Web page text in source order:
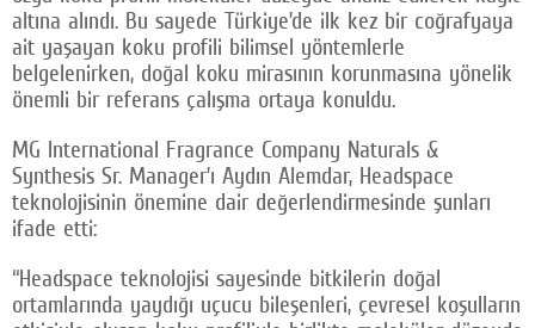
altına alındı. Bu sayede Türkiye’de ilk kez bir coğrafyaya
ait yaşayan koku profili bilimsel yöntemlerle
belgelenirken, doğal koku mirasının korunmasına yönelik
önemli bir referans çalışma ortaya konuldu.
MG International Fragrance Company Naturals &
Synthesis Sr. Manager’ı Aydın Alemdar, Headspace
teknolojisinin önemine dair değerlendirmesinde şunları
ifade etti:
“Headspace teknolojisi sayesinde bitkilerin doğal
ortamlarında yaydığı uçucu bileşenleri, çevresel koşulların